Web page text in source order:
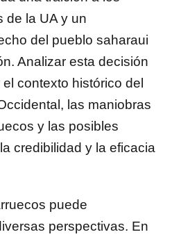
de la UA y un
del pueblo saharaui
Analizar esta decisión
contexto histórico del
las maniobras
y las posibles
credibilidad y la eficacia
puede
perspectivas. En